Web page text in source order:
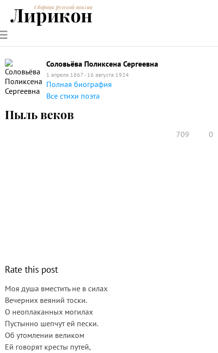
РУССКИЕ
ПОЭТЫ
СОВРЕМЕННИКИЭНЦИКЛОПЕДИЯ
ПОЭЗИИ
Сборник русской поэзии
Лирикон
Соловьёва Поликсена Сергеевна
1 апреля 1867 - 16 августа 1924
Полная биография
Все стихи поэта
Пыль веков
709 0
Rate this post
Моя душа вместить не в силах
Вечерних веяний тоски.
О неоплаканных могилах
Пустынно шепчут ей пески.
Об утомлении великом
Ей говорят кресты путей,